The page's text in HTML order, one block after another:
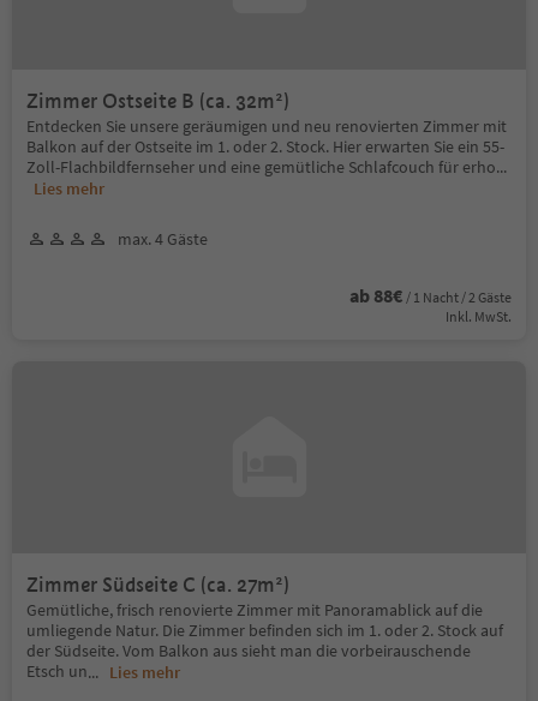
Zimmer Ostseite B (ca. 32m²)
Entdecken Sie unsere geräumigen und neu renovierten Zimmer mit
Balkon auf der Ostseite im 1. oder 2. Stock. Hier erwarten Sie ein 55-
Zoll-Flachbildfernseher und eine gemütliche Schlafcouch für erho...
Lies mehr
max. 4 Gäste
ab 88€ / 1 Nacht / 2 Gäste
Inkl. MwSt.
Zimmer Südseite C (ca. 27m²)
Gemütliche, frisch renovierte Zimmer mit Panoramablick auf die
umliegende Natur. Die Zimmer befinden sich im 1. oder 2. Stock auf
der Südseite. Vom Balkon aus sieht man die vorbeirauschende
Etsch un... Lies mehr